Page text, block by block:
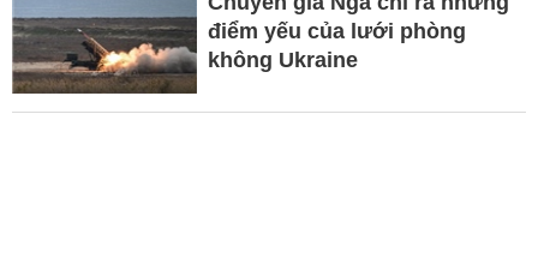
điểm yếu của lưới phòng
không Ukraine